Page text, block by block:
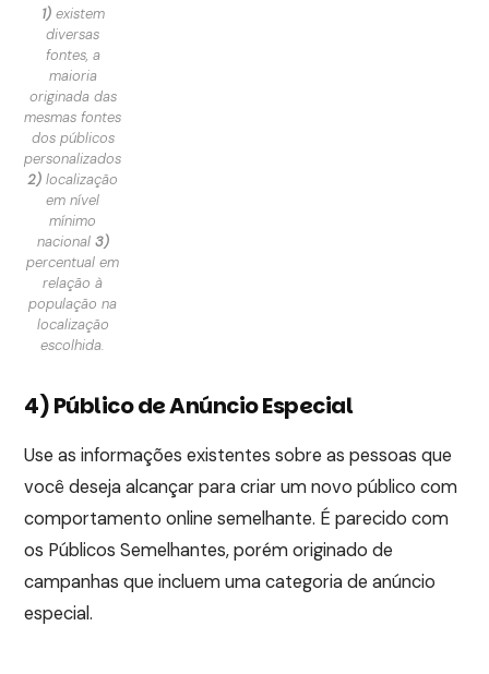
1)existem
diversas
fontes, a
maioria
originada das
mesmas fontes
dos públicos
personalizados
2) localização
em nível
mínimo
nacional 3)
percentual em
relação à
população na
localização
escolhida.
4) Público de Anúncio Especial
Use as informações existentes sobre as pessoas que
você deseja alcançar para criar um novo público com
comportamento online semelhante. É parecido com
os Públicos Semelhantes, porém originado de
campanhas que incluem uma categoria de anúncio
especial.